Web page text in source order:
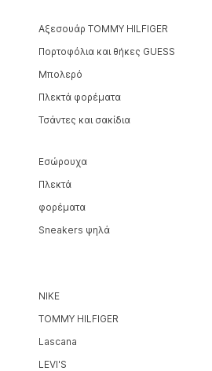
Αξεσουάρ TOMMY HILFIGER
Πορτοφόλια και θήκες GUESS
Μπολερό
Πλεκτά φορέματα
Τσάντες και σακίδια
Εσώρουχα
Πλεκτά
φορέματα
Sneakers ψηλά
NIKE
TOMMY HILFIGER
Lascana
LEVI'S